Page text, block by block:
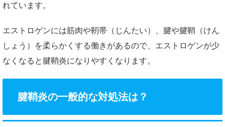
れています。
エストロゲンには筋肉や靭帯（じんたい）、腱や腱鞘（けん
しょう）を柔らかくする働きがあるので、エストロゲンが少
なくなると腱鞘炎になりやすくなります。
腱鞘炎の一般的な対処法は？